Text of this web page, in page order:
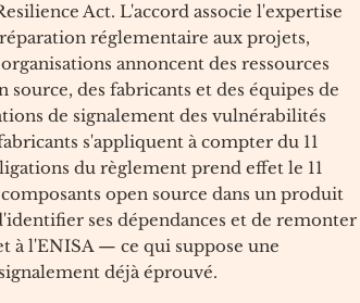
Act. L'accord associe l'expertise
réglementaire aux projets,
annoncent des ressources
des fabricants et des équipes de
de signalement des vulnérabilités
s'appliquent à compter du 11
du règlement prend effet le 11
open source dans un produit
ses dépendances et de remonter
à l'ENISA — ce qui suppose une
déjà éprouvé.